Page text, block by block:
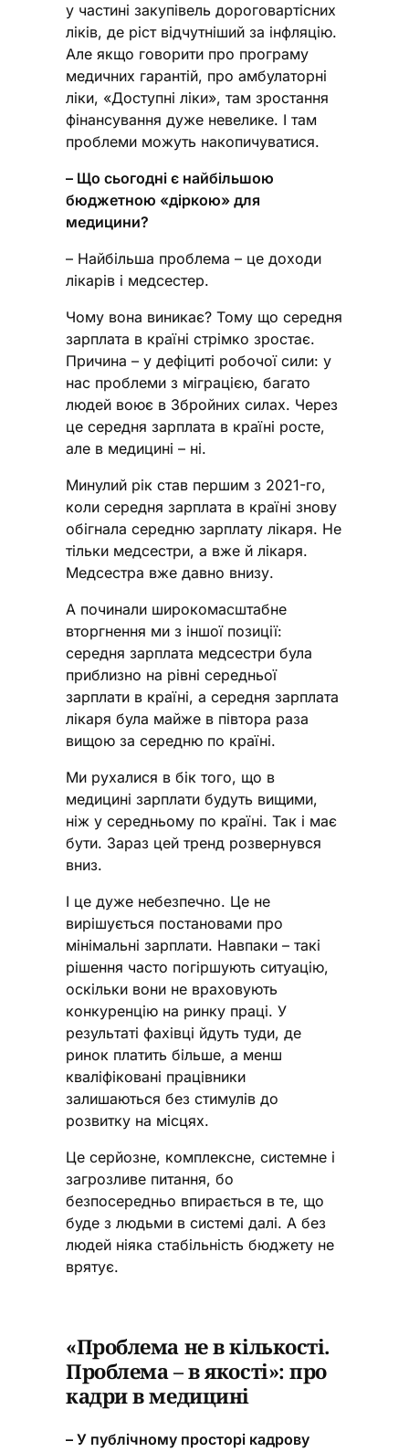
у частині закупівель дороговартісних
ліків, де ріст відчутніший за інфляцію.
Але якщо говорити про програму
медичних гарантій, про амбулаторні
ліки, «Доступні ліки», там зростання
фінансування дуже невелике. І там
проблеми можуть накопичуватися.
– Що сьогодні є найбільшою
бюджетною «діркою» для
медицини?
– Найбільша проблема – це доходи
лікарів і медсестер.
Чому вона виникає? Тому що середня
зарплата в країні стрімко зростає.
Причина – у дефіциті робочої сили: у
нас проблеми з міграцією, багато
людей воює в Збройних силах. Через
це середня зарплата в країні росте,
але в медицині – ні.
Минулий рік став першим з 2021-го,
коли середня зарплата в країні знову
обігнала середню зарплату лікаря. Не
тільки медсестри, а вже й лікаря.
Медсестра вже давно внизу.
А починали широкомасштабне
вторгнення ми з іншої позиції:
середня зарплата медсестри була
приблизно на рівні середньої
зарплати в країні, а середня зарплата
лікаря була майже в півтора раза
вищою за середню по країні.
Ми рухалися в бік того, що в
медицині зарплати будуть вищими,
ніж у середньому по країні. Так і має
бути. Зараз цей тренд розвернувся
вниз.
І це дуже небезпечно. Це не
вирішується постановами про
мінімальні зарплати. Навпаки – такі
рішення часто погіршують ситуацію,
оскільки вони не враховують
конкуренцію на ринку праці. У
результаті фахівці йдуть туди, де
ринок платить більше, а менш
кваліфіковані працівники
залишаються без стимулів до
розвитку на місцях.
Це серйозне, комплексне, системне і
загрозливе питання, бо
безпосередньо впирається в те, що
буде з людьми в системі далі. А без
людей ніяка стабільність бюджету не
врятує.
«Проблема не в кількості.
Проблема – в якості»: про
кадри в медицині
– У публічному просторі кадрову